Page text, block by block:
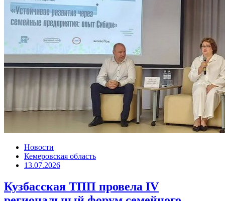
Новости
Кемеровская область
13.07.2026
Кузбасская ТПП провела IV